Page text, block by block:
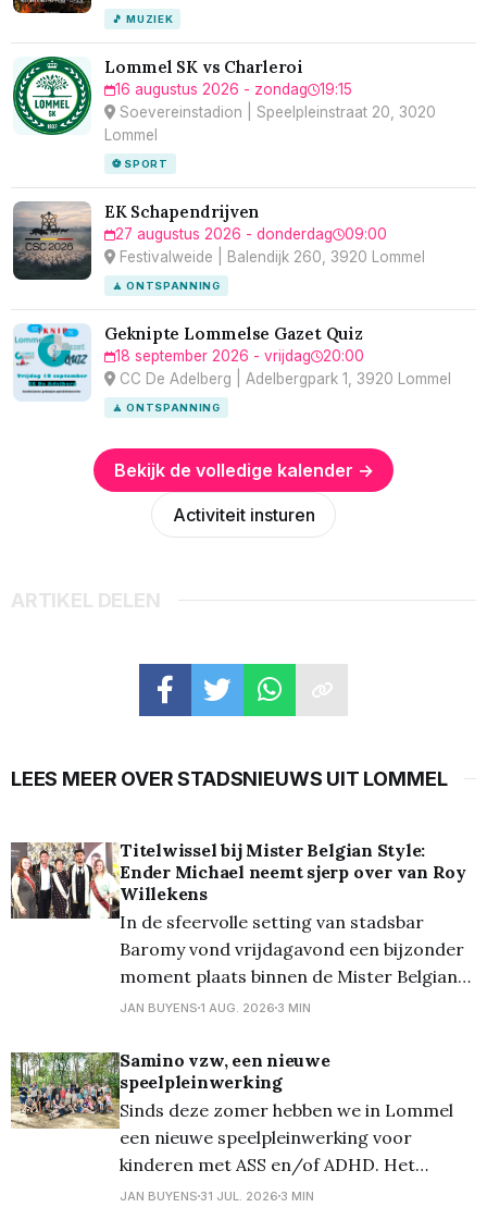
🎵 MUZIEK
Lommel SK vs Charleroi
16 augustus 2026 - zondag
19:15
Soevereinstadion | Speelpleinstraat 20, 3020
Lommel
⚽ SPORT
EK Schapendrijven
27 augustus 2026 - donderdag
09:00
Festivalweide | Balendijk 260, 3920 Lommel
🧘 ONTSPANNING
Geknipte Lommelse Gazet Quiz
18 september 2026 - vrijdag
20:00
CC De Adelberg | Adelbergpark 1, 3920 Lommel
🧘 ONTSPANNING
Bekijk de volledige kalender →
Activiteit insturen
ARTIKEL DELEN
LEES MEER OVER STADSNIEUWS UIT LOMMEL
Titelwissel bij Mister Belgian Style:
Ender Michael neemt sjerp over van Roy
Willekens
In de sfeervolle setting van stadsbar
Baromy vond vrijdagavond een bijzonder
moment plaats binnen de Mister Belgian
Style-organisatie. Tijdens een officiële
van Mister Belgian Style 2026 over aan
Ender Michael, die eerder als eerste
runner-up uit de verkiezing kwam. De
titeloverdracht kwam
JAN BUYENS 1 AUG. 2026 3 MIN
Samino vzw, een nieuwe
speelpleinwerking
Sinds deze zomer hebben we in Lommel
een nieuwe speelpleinwerking voor
kinderen met ASS en/of ADHD. Het
stadsbestuur is bijzonder trots dat ze
JAN BUYENS 31 JUL. 2026 3 MIN